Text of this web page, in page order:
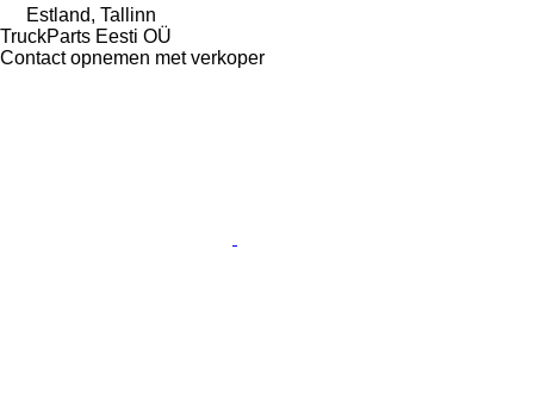
Estland, Tallinn
TruckParts Eesti OÜ
Contact opnemen met verkoper